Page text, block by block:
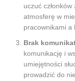
uczuć członków
atmosferę w
pracownikami a
Brak
komunikację i
umiejętności
prowadzić do